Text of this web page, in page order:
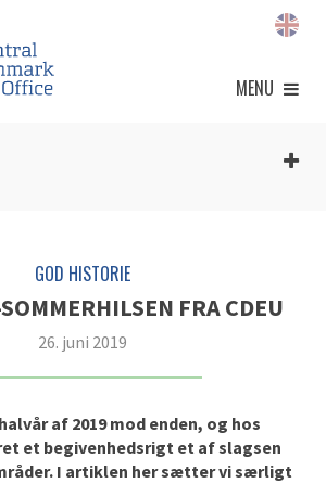
MENU
GOD HISTORIE
FRA CDEU
26. juni 2019
af 2019 mod enden, og hos
et begivenhedsrigt et af slagsen
I artiklen her sætter vi særligt